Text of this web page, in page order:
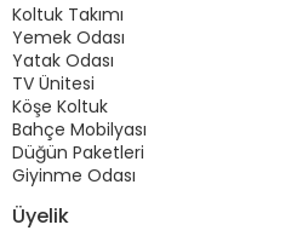
Koltuk Takımı
Yemek Odası
Yatak Odası
TV Ünitesi
Köşe Koltuk
Bahçe Mobilyası
Düğün Paketleri
Giyinme Odası
Üyelik